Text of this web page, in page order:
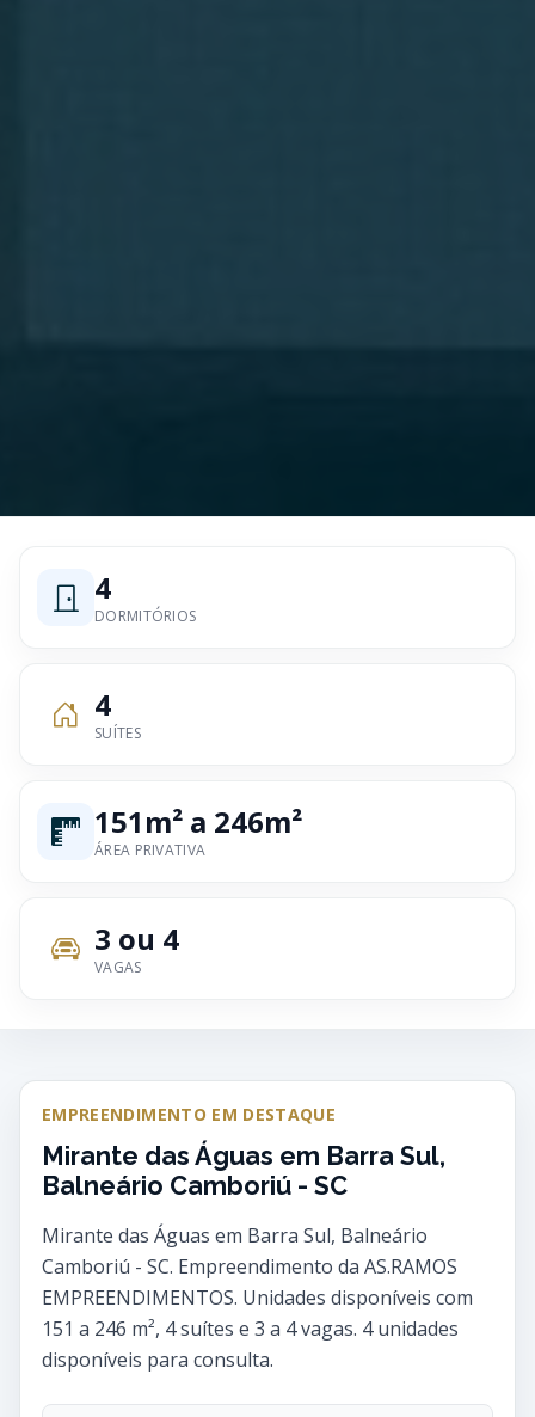
4
DORMITÓRIOS
4
SUÍTES
151m² a 246m²
ÁREA PRIVATIVA
3 ou 4
VAGAS
EMPREENDIMENTO EM DESTAQUE
Mirante das Águas em Barra Sul,
Balneário Camboriú - SC
Mirante das Águas em Barra Sul, Balneário
Camboriú - SC. Empreendimento da AS.RAMOS
EMPREENDIMENTOS. Unidades disponíveis com
151 a 246 m², 4 suítes e 3 a 4 vagas. 4 unidades
disponíveis para consulta.